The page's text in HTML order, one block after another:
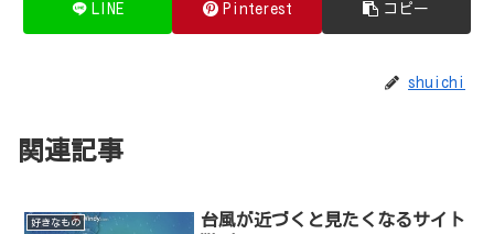
LINE Pinterest コピー
shuichi
関連記事
好きなもの
台風が近づくと見たくなるサイト